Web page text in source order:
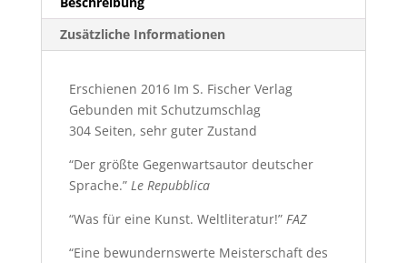
Zusätzliche Informationen
Erschienen 2016 Im S. Fischer Verlag
Gebunden mit Schutzumschlag
304 Seiten, sehr guter Zustand
“Der größte Gegenwartsautor deutscher
Sprache.”Le Repubblica
“Was für eine Kunst. Weltliteratur!” FAZ
“Eine bewundernswerte Meisterschaft des